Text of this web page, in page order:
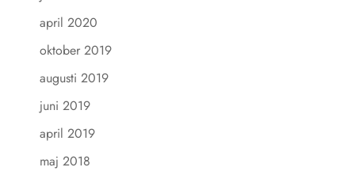
april 2020
oktober 2019
augusti 2019
juni 2019
april 2019
maj 2018